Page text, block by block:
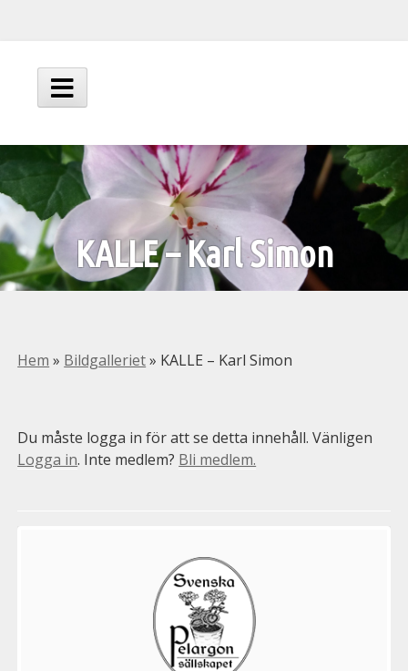
innehåll
Huvudmeny
KALLE – Karl Simon
Hem » Bildgalleriet» KALLE – Karl Simon
Du måste logga in för att se detta innehåll. Vänligen
Logga in. Inte medlem? Bli medlem.
Pelargonsällskapets